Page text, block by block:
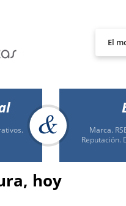
El
Marca.
Reputación.
hoy